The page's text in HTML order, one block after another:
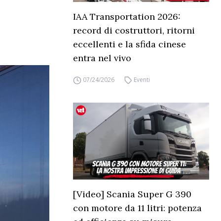
IAA Transportation 2026:
record di costruttori, ritorni
eccellenti e la sfida cinese
entra nel vivo
07/24/2026 Eventi
[Video] Scania Super G 390
con motore da 11 litri: potenza